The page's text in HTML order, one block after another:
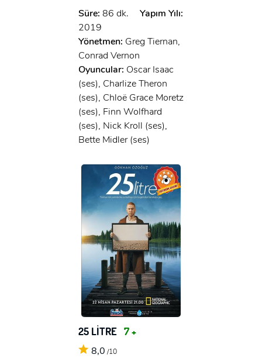
Süre: 86 dk.
Yapım Yılı:
2019
Yönetmen: Greg Tiernan,
Conrad Vernon
Oyuncular: Oscar Isaac
(ses), Charlize Theron
(ses), Chloë Grace Moretz
(ses), Finn Wolfhard
(ses), Nick Kroll (ses),
Bette Midler (ses)
25 LİTRE 7 +
8,0 /10